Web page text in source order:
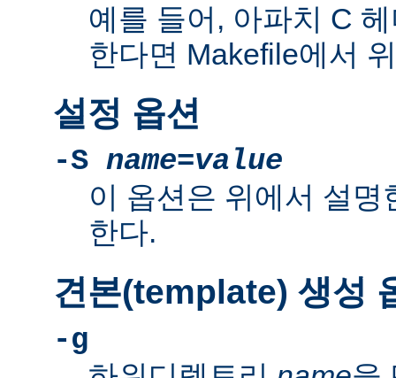
예를 들어, 아파치 C
한다면 Makefile에서
설정 옵션
-S name=value
이 옵션은 위에서 설
한다.
견본(template) 생성
-g